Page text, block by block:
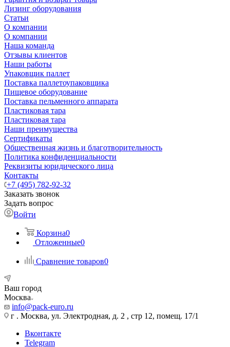
Лизинг оборудования
Статьи
О компании
О компании
Наша команда
Отзывы клиентов
Наши работы
Упаковщик паллет
Поставка паллетоупаковщика
Пищевое оборудование
Поставка пельменного аппарата
Пластиковая тара
Пластиковая тара
Наши преимущества
Сертификаты
Общественная жизнь и благотворительность
Политика конфиденциальности
Реквизиты юридического лица
Контакты
+7 (495) 782-92-32
Заказать звонок
Задать вопрос
Войти
Корзина0
Отложенные0
Сравнение товаров0
Ваш город
Москва
info@pack-euro.ru
г . Москва, ул. Электродная, д. 2 , стр 12, помещ. 17/1
Вконтакте
Telegram